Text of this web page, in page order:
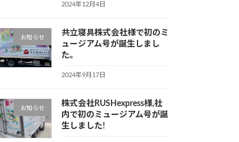
2024年12月4日
お知らせ
共立寝具株式会社様で初のミ
ュージアム号が誕生しまし
た。
2024年9月17日
お知らせ
株式会社RUSHexpress様,社
内で初のミュージアム号が誕
生しました!